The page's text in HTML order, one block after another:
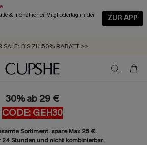
& monatlicher Mitgliedertag in der
ZUR APP
MIT JEDEM SCHNELLVERSAND-ARTIKEL >>
SALE: BIS ZU 50% RABATT >>
BIS ZU -20% EXTRA ERHALTEN
VERSAND AB 89 €
30% ab 29 €
CODE: GEH30
Sortiment. spare Max 25 €.
24 Stunden und nicht kombinierbar.